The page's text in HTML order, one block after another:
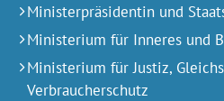
Ministerpräsidentin und
Ministerium für Inneres und
Ministerium für Justiz,
Verbraucherschutz